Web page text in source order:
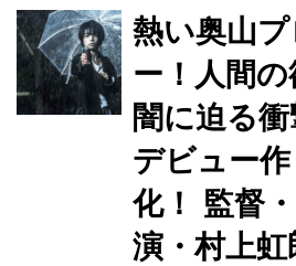
て武正晴監督(『
百』)がメガホン
モノク ロームの
を追及していく
高い作品として
は、村上虹郎。
に捉われ、且つ
が満ちていく難役
熱い奥山
ー！人間の
闇に迫る
デビュー
化！ 監督
演・村上虹